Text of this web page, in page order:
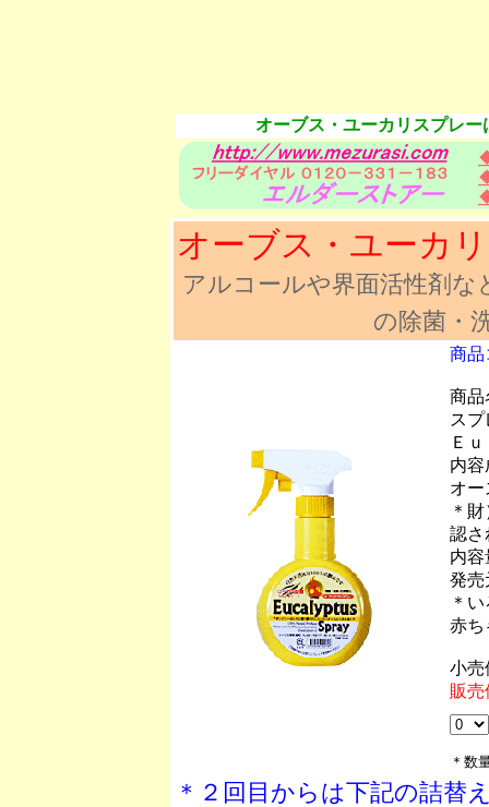
オーブス・ユーカリスプレ
オーブス・ユーカ
アルコールや界面活性剤な
の除菌・
商
商品
ス
Ｅ
内
オ
＊
認さ
内容
発売
＊
赤ち
小売
販売
＊数
＊２回目からは下記の詰替